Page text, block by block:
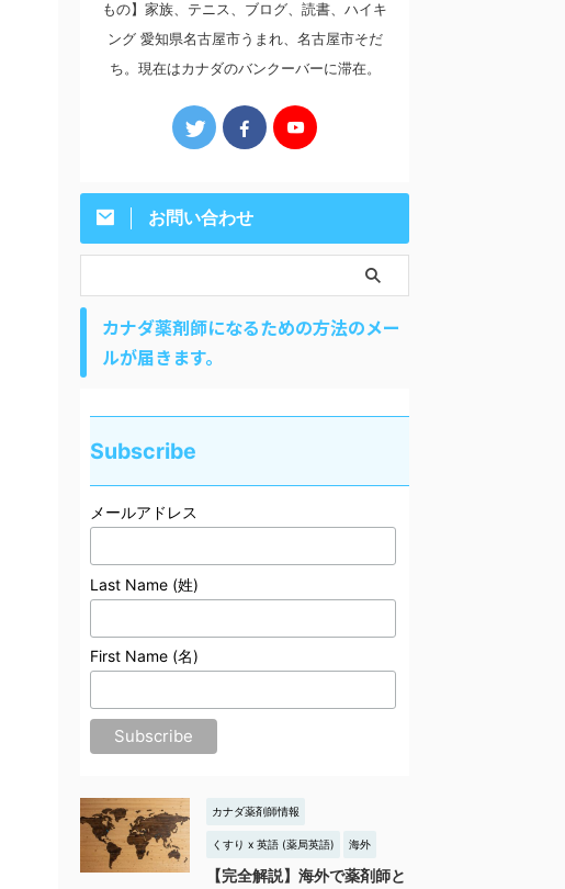
もの】家族、テニス、ブログ、読書、ハイキ
ング 愛知県名古屋市うまれ、名古屋市そだ
ち。現在はカナダのバンクーバーに滞在。
お問い合わせ
カナダ薬剤師になるための方法のメー
ルが届きます。
Subscribe
メールアドレス
Last Name (姓)
First Name (名)
カナダ薬剤師情報
くすり x 英語 (薬局英語) 海外
【完全解説】海外で薬剤師と